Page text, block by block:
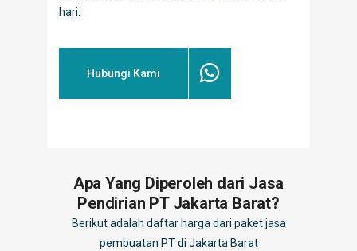
hari.
Hubungi Kami
Apa Yang Diperoleh dari Jasa
Pendirian PT Jakarta Barat?
Berikut adalah daftar harga dari paket jasa
pembuatan PT di Jakarta Barat